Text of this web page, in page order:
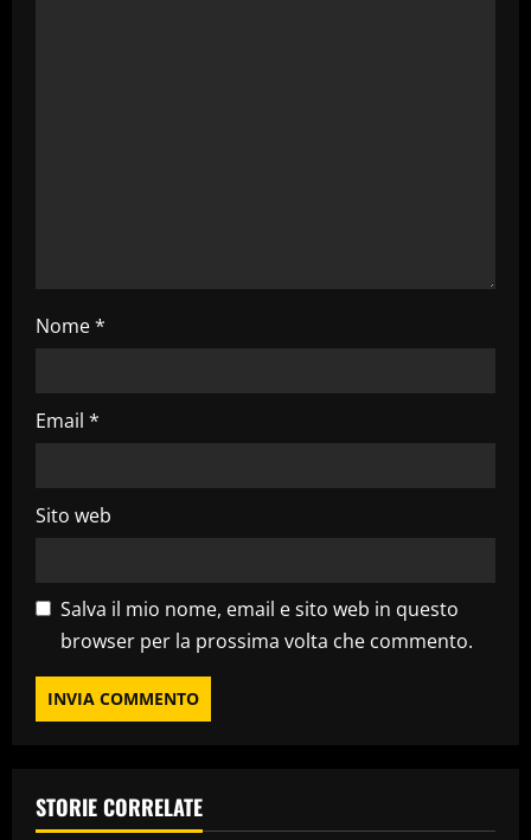
c
o
l
Nome*
Email *
Sito web
Salva il mio nome, email e sito web in questo
browser per la prossima volta che commento.
STORIE CORRELATE